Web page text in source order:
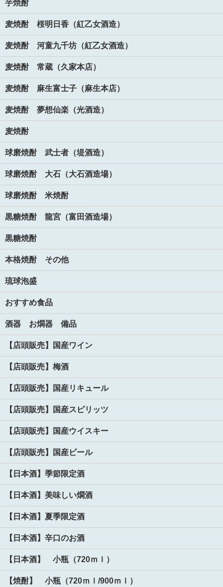
芋焼酎
麦焼酎 桜明日香（紅乙女酒造）
麦焼酎 河童九千坊（紅乙女酒造）
麦焼酎 常蔵（久家本店）
麦焼酎 麻生富士子（麻生本店）
麦焼酎 夢想仙楽（光酒造）
麦焼酎
球磨焼酎 武士者（堤酒造）
球磨焼酎 大石（大石酒造場）
球磨焼酎 米焼酎
黒糖焼酎 龍宮（富田酒造場）
黒糖焼酎
本格焼酎 その他
琉球泡盛
おすすめ食品
酒器 お燗器 備品
【店頭販売】国産ワイン
【店頭販売】梅酒
【店頭販売】国産リキュール
【店頭販売】国産スピリッツ
【店頭販売】国産ウイスキー
【店頭販売】国産ビール
【日本酒】季節限定酒
【日本酒】美味しい燗酒
【日本酒】夏季限定酒
【日本酒】辛口のお酒
【日本酒】 小瓶（720ｍｌ）
【焼酎】 小瓶（720ｍｌ/900ｍｌ）